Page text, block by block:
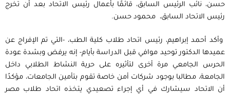
حسن، نائب الرئيس السابق، قائمًا بأعمال رئيس الاتحاد بعد أن تخرج
رئيس الاتحاد السابق، محمود حسن.
وأكد أحمد إبراهيم، رئيس اتحاد طلاب كلية الطب، -التي تم الإفراج عن
عميدها الدكتور توحيد موافي قبل الدراسة بأيام- إنه يرفض وبشدة عودة
الحرس الجامعي مرة أخرى لتأثيره على حرية النشاط الطلابي داخل
الجامعة، مطالبا بوجود شركات أمن خاصة تقوم بتأمين الجامعات، مؤكدًا
أن الاتحاد سيشارك في أي إجراء تصعيدي يتخذه اتحاد طلاب مصر